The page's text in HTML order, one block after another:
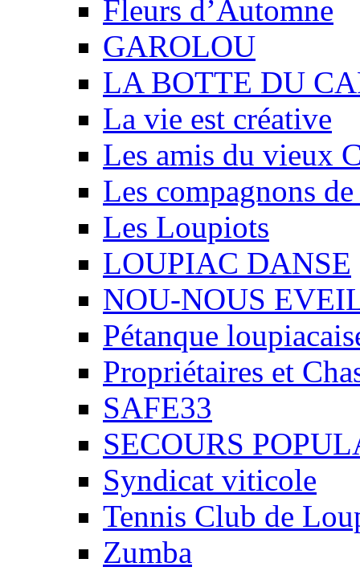
Fleurs d’Automne
GAROLOU
LA BOTTE DU
La vie est créative
Les amis du vieux
Les compagnons
Les Loupiots
LOUPIAC DANSE
NOU-NOUS
Pétanque
Propriétaires et
SAFE33
SECOURS
Syndicat viticole
Tennis Club de
Zumba